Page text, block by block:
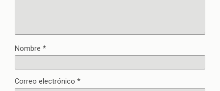
Nombre *
Correo electrónico *